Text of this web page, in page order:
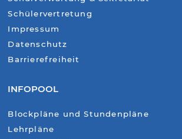
Schülervertretung
Impressum
Datenschutz
Barrierefreiheit
INFOPOOL
Blockpläne und Stundenpläne
Lehrpläne